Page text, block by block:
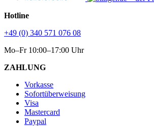
Hotline
+49 (0) 340 571 076 08
Mo–Fr 10:00–17:00 Uhr
ZAHLUNG
Vorkasse
Sofortüberweisung
Visa
Mastercard
Paypal